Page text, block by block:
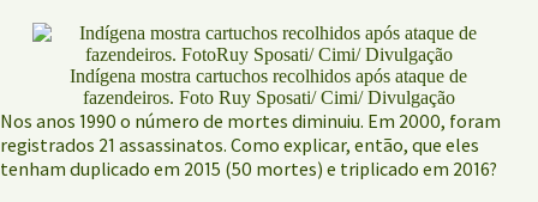
Indígena mostra cartuchos recolhidos após ataque de
fazendeiros. Foto Ruy Sposati/ Cimi/ Divulgação
Nos anos 1990 o número de mortes diminuiu. Em 2000, foram
registrados 21 assassinatos. Como explicar, então, que eles
tenham duplicado em 2015 (50 mortes) e triplicado em 2016?